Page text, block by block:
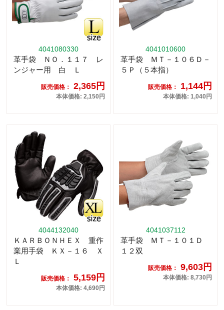
4041080330
革手袋 ＮＯ．１１７ レ
ンジャー用 白 Ｌ
販売価格： 2,365円
本体価格: 2,150円
4041010600
革手袋 ＭＴ－１０６Ｄ－
５Ｐ（５本指）
販売価格： 1,144円
本体価格: 1,040円
4044132040
ＫＡＲＢＯＮＨＥＸ 重作
業用手袋 ＫＸ－１６ Ｘ
Ｌ
販売価格： 5,159円
本体価格: 4,690円
4041037112
革手袋 ＭＴ－１０１Ｄ
１２双
販売価格： 9,603円
本体価格: 8,730円